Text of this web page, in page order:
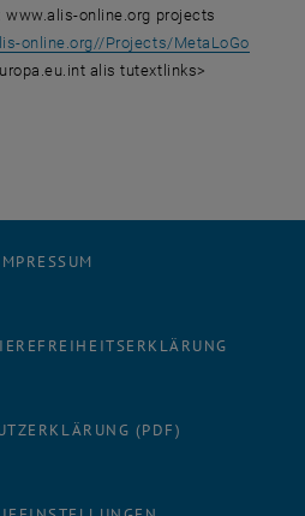
www.alis-online.org projects
online.org//Projects/MetaLoGo
alis tutextlinks>
(PDF)